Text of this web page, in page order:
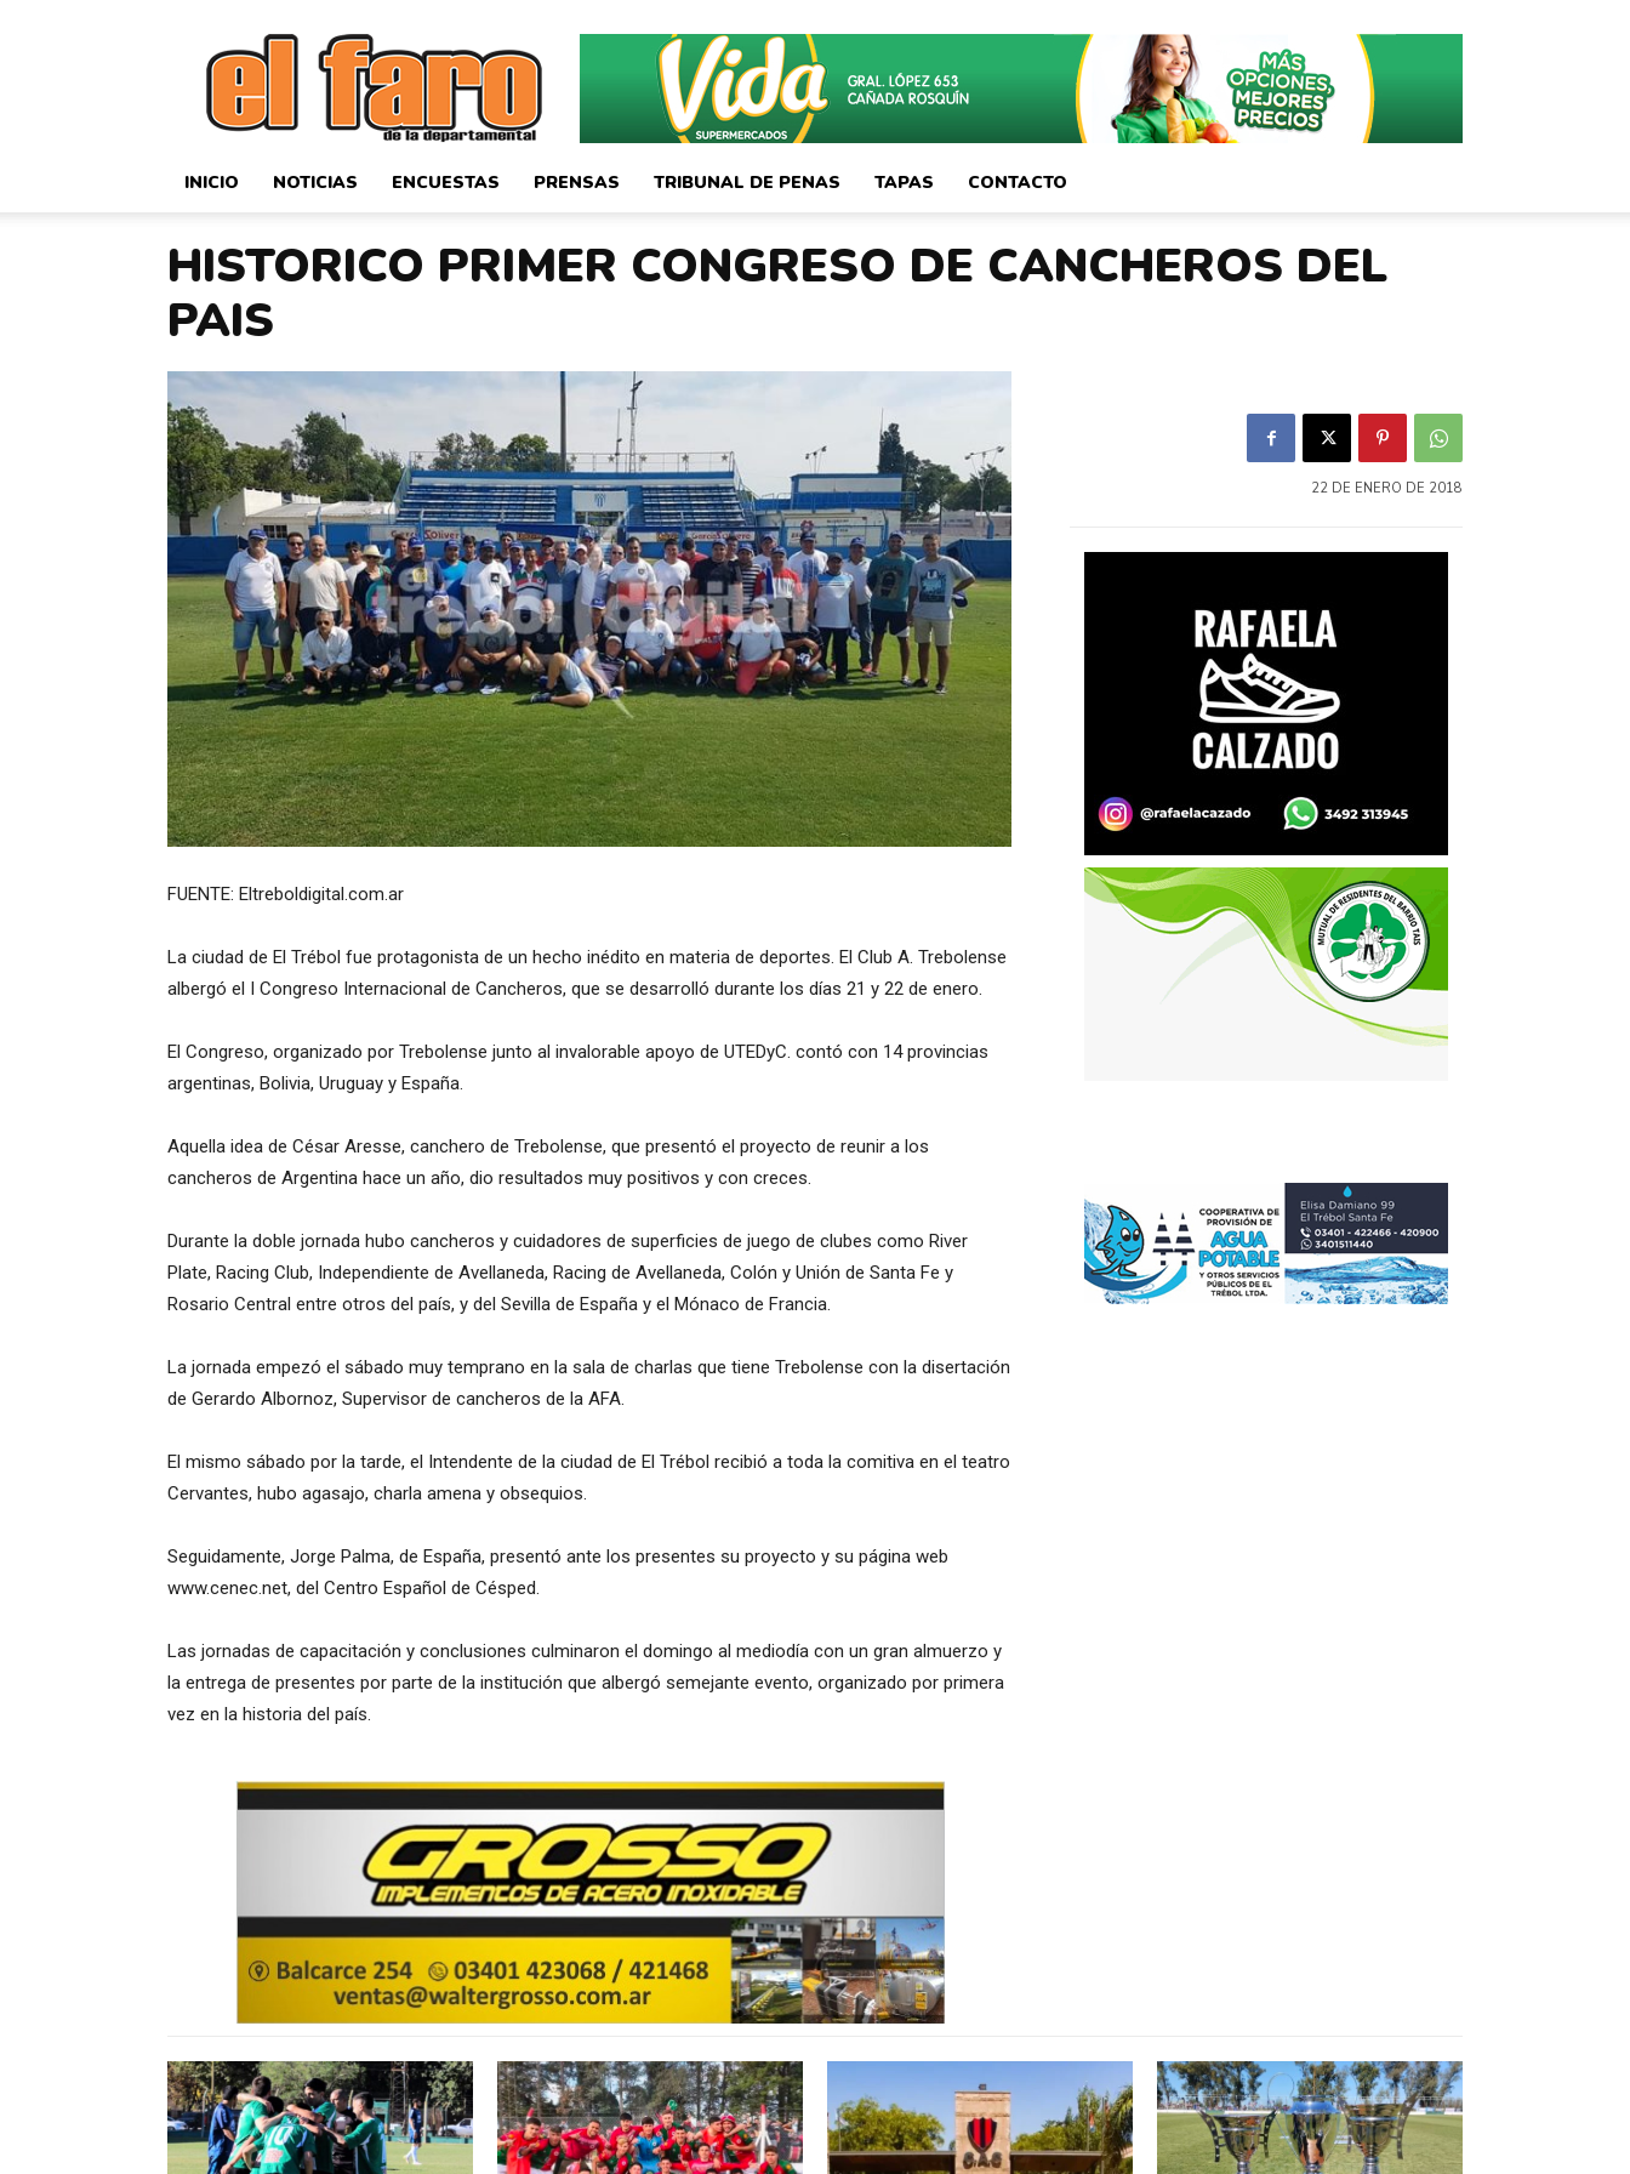
El
Faro
Deportivo
INICIO NOTICIAS ENCUESTAS PRENSAS TRIBUNAL DE PENAS TAPAS CONTACTO
HISTORICO PRIMER CONGRESO DE CANCHEROS DEL
PAIS
FUENTE: Eltreboldigital.com.ar
La ciudad de El Trébol fue protagonista de un hecho inédito en materia de deportes. El Club A. Trebolense
albergó el I Congreso Internacional de Cancheros, que se desarrolló durante los días 21 y 22 de enero.
El Congreso, organizado por Trebolense junto al invalorable apoyo de UTEDyC. contó con 14 provincias
argentinas, Bolivia, Uruguay y España.
Aquella idea de César Aresse, canchero de Trebolense, que presentó el proyecto de reunir a los
cancheros de Argentina hace un año, dio resultados muy positivos y con creces.
Durante la doble jornada hubo cancheros y cuidadores de superficies de juego de clubes como River
Plate, Racing Club, Independiente de Avellaneda, Racing de Avellaneda, Colón y Unión de Santa Fe y
Rosario Central entre otros del país, y del Sevilla de España y el Mónaco de Francia.
La jornada empezó el sábado muy temprano en la sala de charlas que tiene Trebolense con la disertación
de Gerardo Albornoz, Supervisor de cancheros de la AFA.
El mismo sábado por la tarde, el Intendente de la ciudad de El Trébol recibió a toda la comitiva en el teatro
Cervantes, hubo agasajo, charla amena y obsequios.
Seguidamente, Jorge Palma, de España, presentó ante los presentes su proyecto y su página web
www.cenec.net, del Centro Español de Césped.
Las jornadas de capacitación y conclusiones culminaron el domingo al mediodía con un gran almuerzo y
la entrega de presentes por parte de la institución que albergó semejante evento, organizado por primera
vez en la historia del país.
22 DE ENERO DE 2018